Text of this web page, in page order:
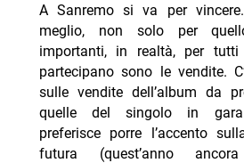
A Sanremo si va per
meglio, non solo per
importanti, in realtà, per
partecipano sono le vendite.
sulle vendite dell’album da
quelle del singolo in
preferisce porre l’accento
futura (quest’anno ancora